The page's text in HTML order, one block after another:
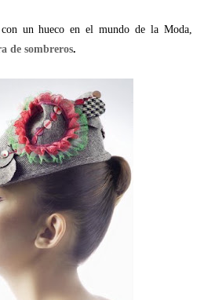
un hueco en el mundo de la Moda,
de sombreros.